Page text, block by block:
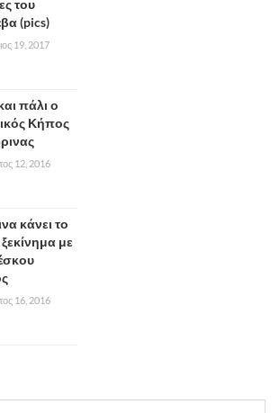
του
(pics)
19, 2017
πάλι ο
Κήπος
12, 2016
κάνει το
ξεκίνημα με
16, 2016